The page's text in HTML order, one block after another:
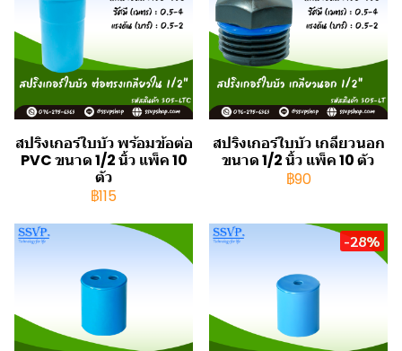
สปริงเกอร์ใบบัว พร้อมข้อต่อ
PVC ขนาด 1/2 นิ้ว แพ็ค 10
ตัว
฿115
สปริงเกอร์ใบบัว เกลียวนอก
ขนาด 1/2 นิ้ว แพ็ค 10 ตัว
฿90
-28%